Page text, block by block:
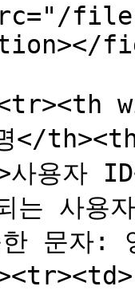
files/
</
용자
는 사용
한 문자: